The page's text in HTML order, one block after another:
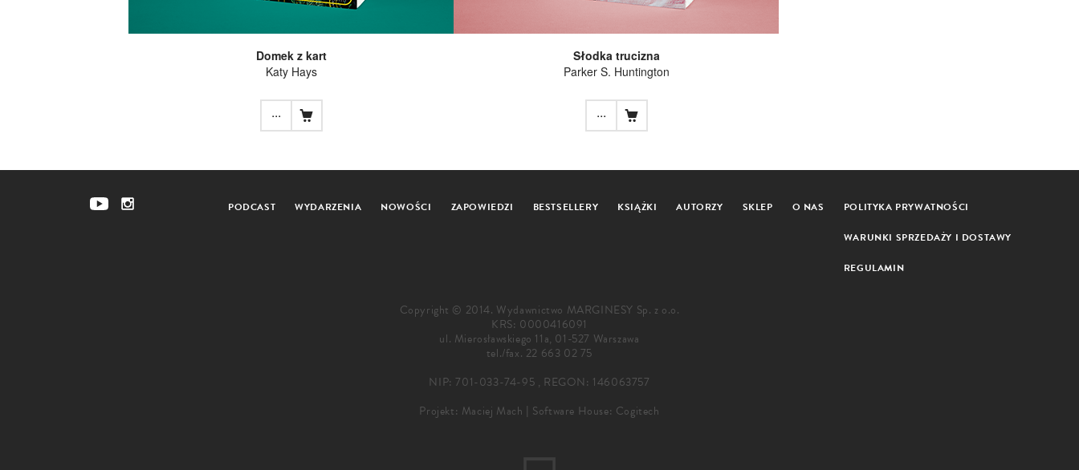
Domek z kart
Katy Hays
...
Słodka trucizna
Parker S. Huntington
...
PODCAST WYDARZENIA NOWOŚCI ZAPOWIEDZI BESTSELLERY KSIĄŻKI AUTORZY SKLEP O NAS POLITYKA PRYWATNOŚCI
WARUNKI SPRZEDAŻY I DOSTAWY
REGULAMIN
Copyright © 2014. Wydawnictwo MARGINESY Sp. z o.o.
KRS: 0000416091
ul. Mierosławskiego 11a, 01-527 Warszawa
tel./fax. 22 663 02 75
NIP: 701-033-74-95 , REGON: 146063757
Projekt: Maciej Mach | Software House: Cogitech